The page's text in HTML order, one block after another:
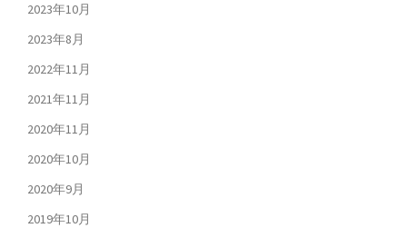
2023年10月
2023年8月
2022年11月
2021年11月
2020年11月
2020年10月
2020年9月
2019年10月